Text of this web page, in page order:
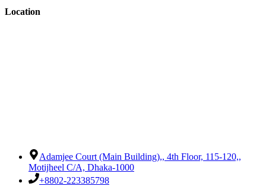
Location
Adamjee Court (Main Building),, 4th Floor, 115-120,,
Motijheel C/A, Dhaka-1000
+8802-223385798